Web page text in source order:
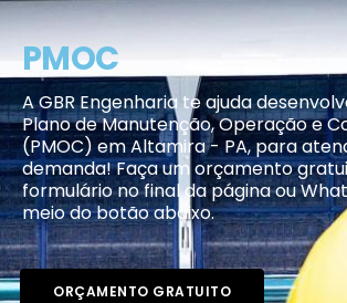
PMOC
A GBR Engenharia te ajuda
Plano de Manutenção, Operação e
(PMOC) em Altamira - PA, para
demanda! Faça um orçamento
formulário no final da página ou
meio do botão abaixo.
ORÇAMENTO GRATUITO